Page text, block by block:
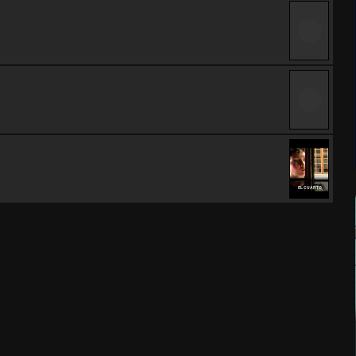
EL CUARTO